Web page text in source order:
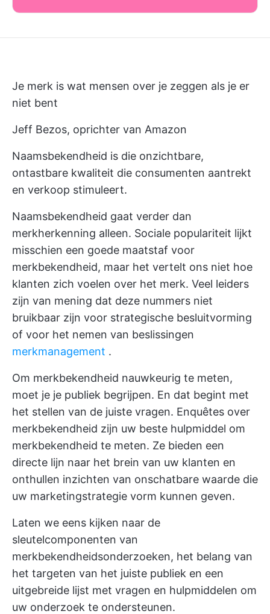
Je merk is wat mensen over je zeggen als je er
niet bent
Jeff Bezos, oprichter van Amazon
Naamsbekendheid is die onzichtbare,
ontastbare kwaliteit die consumenten aantrekt
en verkoop stimuleert.
Naamsbekendheid gaat verder dan
merkherkenning alleen. Sociale populariteit lijkt
misschien een goede maatstaf voor
merkbekendheid, maar het vertelt ons niet hoe
klanten zich voelen over het merk. Veel leiders
zijn van mening dat deze nummers niet
bruikbaar zijn voor strategische besluitvorming
of voor het nemen van beslissingen
merkmanagement .
Om merkbekendheid nauwkeurig te meten,
moet je je publiek begrijpen. En dat begint met
het stellen van de juiste vragen. Enquêtes over
merkbekendheid zijn uw beste hulpmiddel om
merkbekendheid te meten. Ze bieden een
directe lijn naar het brein van uw klanten en
onthullen inzichten van onschatbare waarde die
uw marketingstrategie vorm kunnen geven.
Laten we eens kijken naar de
sleutelcomponenten van
merkbekendheidsonderzoeken, het belang van
het targeten van het juiste publiek en een
uitgebreide lijst met vragen en hulpmiddelen om
uw onderzoek te ondersteunen.